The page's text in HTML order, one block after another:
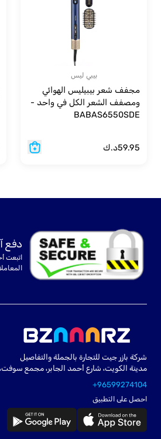
بيبي ليس
مجفف شعر بيبيليس الهوائي
ومصفف الشعر الكل في واحد -
BABAS6550SDE
59.95د.ك
دفع
شركة بازر جيت للتجارة بالجملة والتفاصيل
مدينة الكويت، شارع أحمد الجابر، مجمع
+96599274104
احصل على التطبيق